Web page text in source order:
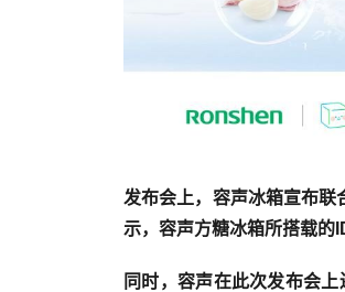
发布会上，容声冰箱宣布联
示，容声方糖冰箱所搭载的
同时，容声在此次发布会